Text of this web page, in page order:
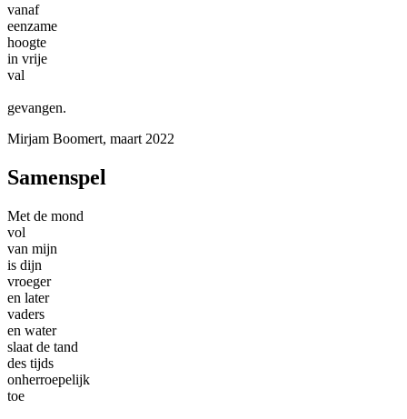
vanaf
eenzame
hoogte
in vrije
val
gevangen.
Mirjam Boomert, maart 2022
Samenspel
Met de mond
vol
van mijn
is dijn
vroeger
en later
vaders
en water
slaat de tand
des tijds
onherroepelijk
toe